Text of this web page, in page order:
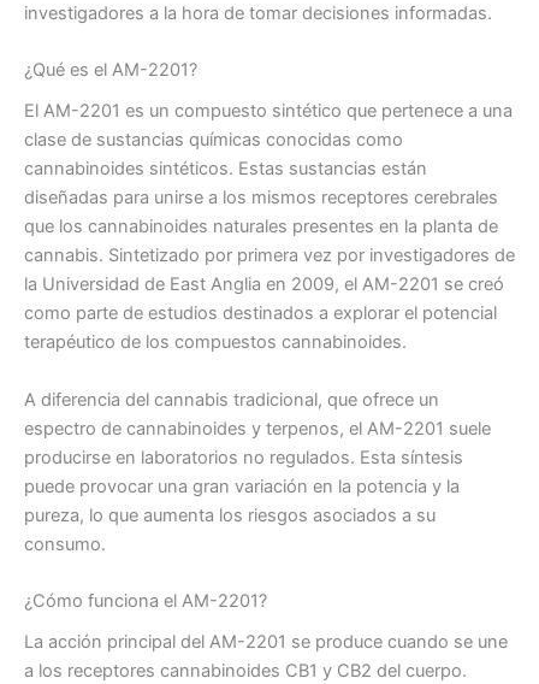
investigadores a la hora de tomar decisiones informadas.
¿Qué es el AM-2201?
El AM-2201 es un compuesto sintético que pertenece a una
clase de sustancias químicas conocidas como
cannabinoides sintéticos. Estas sustancias están
diseñadas para unirse a los mismos receptores cerebrales
que los cannabinoides naturales presentes en la planta de
cannabis. Sintetizado por primera vez por investigadores de
la Universidad de East Anglia en 2009, el AM-2201 se creó
como parte de estudios destinados a explorar el potencial
terapéutico de los compuestos cannabinoides.
A diferencia del cannabis tradicional, que ofrece un
espectro de cannabinoides y terpenos, el AM-2201 suele
producirse en laboratorios no regulados. Esta síntesis
puede provocar una gran variación en la potencia y la
pureza, lo que aumenta los riesgos asociados a su
consumo.
¿Cómo funciona el AM-2201?
La acción principal del AM-2201 se produce cuando se une
a los receptores cannabinoides CB1 y CB2 del cuerpo.